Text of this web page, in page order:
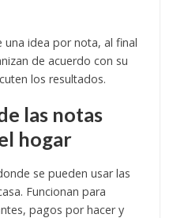
una idea por nota, al final
de acuerdo con su
los resultados.
las notas
hogar
se pueden usar las
Funcionan para
pagos por hacer y